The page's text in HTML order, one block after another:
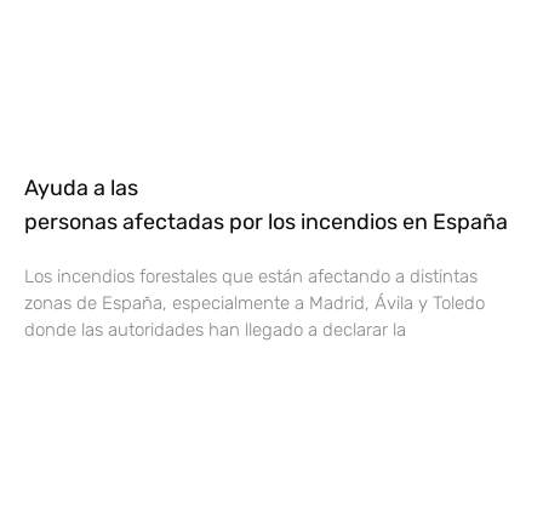
Ayuda a las
personas afectadas por los incendios en España
Los incendios forestales que están afectando a distintas
zonas de España, especialmente a Madrid, Ávila y Toledo
donde las autoridades han llegado a declarar la